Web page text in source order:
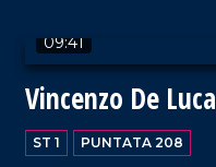
09:41
Vincenzo De Luca
ST 1 PUNTATA 208